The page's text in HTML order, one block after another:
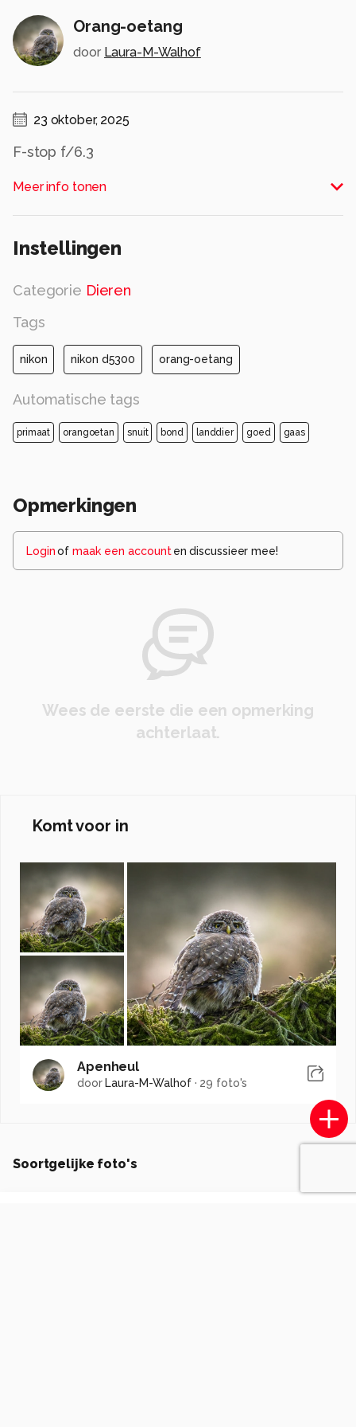
Orang-oetang
door Laura-M-Walhof
23 oktober, 2025
F-stop f/6.3
ISO-snelheid ISO-1600
Brandpuntafstand 55 mm
Flitsmodus. Geen Flits
Meer info tonen
Instellingen
Categorie Dieren
Tags
nikon nikon d5300 orang-oetang
Automatische tags
primaat orangoetan snuit bond landdier goed gaas
Opmerkingen
Loginof maak een account en discussieer mee!
Wees de eerste die een opmerking
achterlaat.
Komt voor in
Apenheul
door Laura-M-Walhof· 29 foto's
Soortgelijke foto's